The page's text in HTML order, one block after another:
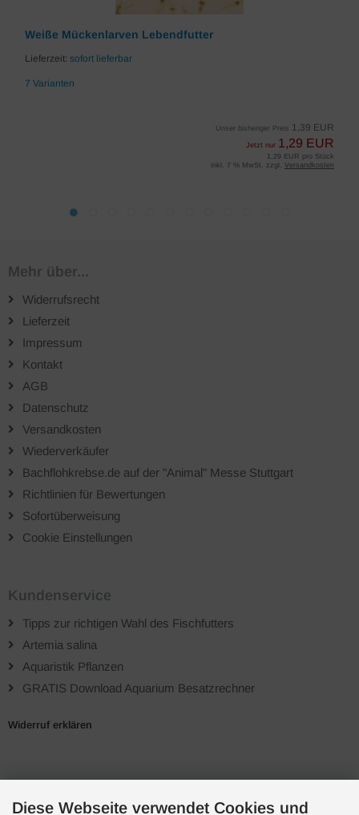
Weiße Mückenlarven Lebendfutter
Lieferzeit: sofort lieferbar
7 Varianten
Unser bisheriger Preis 1,39 EUR
Jetzt nur 1,29 EUR
1,29 EUR pro Stück
inkl. 7 % MwSt. zzgl. Versandkosten
Mehr über...
Widerrufsrecht
Lieferzeit
Impressum
Kontakt
AGB
Datenschutz
Versandkosten
Wiederverkäufer
Bachflohkrebse.de auf der "Animal" Messe Stuttgart
Richtlinien für Bewertungen
Sofortüberweisung
Cookie Einstellungen
Kundenservice
Tipps zur richtigen Wahl des Fischfutters
Artemia salina
Aquaristik Pflanzen
GRATIS Download Aquarium Besatzrechner
Widerruf erklären
Zahlungsarten
Diese Webseite verwendet Cookies und